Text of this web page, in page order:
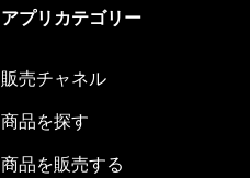
アプリカテゴリー
販売チャネル
商品を探す
商品を販売する